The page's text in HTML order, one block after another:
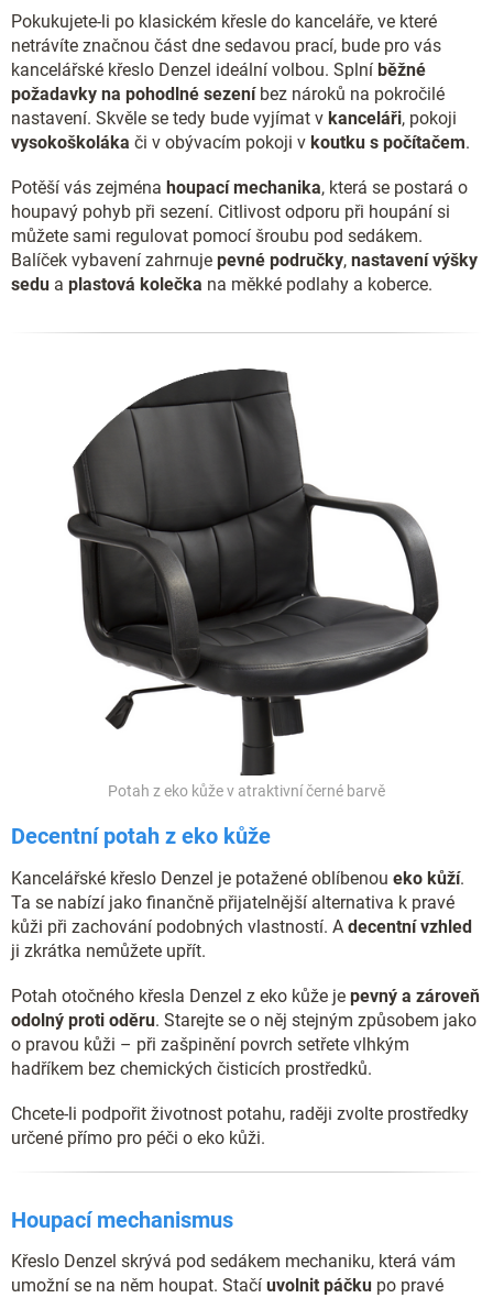
Pokukujete-li po klasickém křesle do kanceláře, ve které
netrávíte značnou část dne sedavou prací, bude pro vás
kancelářské křeslo Denzel ideální volbou. Splní běžné
požadavky na pohodlné sezeníbez nároků na pokročilé
nastavení. Skvěle se tedy bude vyjímat v kanceláři, pokoji
vysokoškoláka či v obývacím pokoji v koutku s počítačem.
Potěší vás zejména houpací mechanika, která se postará o
houpavý pohyb při sezení. Citlivost odporu při houpání si
můžete sami regulovat pomocí šroubu pod sedákem.
Balíček vybavení zahrnuje pevné područky, nastavení výšky
sedu a plastová kolečka na měkké podlahy a koberce.
Potah z eko kůže v atraktivní černé barvě
Decentní potah z eko kůže
Kancelářské křeslo Denzel je potažené oblíbenou eko kůží.
Ta se nabízí jako finančně přijatelnější alternativa k pravé
kůži při zachování podobných vlastností. A decentní vzhled
ji zkrátka nemůžete upřít.
Potah otočného křesla Denzel z eko kůže je pevný a zároveň
odolný proti oděru. Starejte se o něj stejným způsobem jako
o pravou kůži – při zašpinění povrch setřete vlhkým
hadříkem bez chemických čisticích prostředků.
Chcete-li podpořit životnost potahu, raději zvolte prostředky
určené přímo pro péči o eko kůži.
Houpací mechanismus
Křeslo Denzel skrývá pod sedákem mechaniku, která vám
umožní se na něm houpat. Stačí uvolnit páčku po pravé